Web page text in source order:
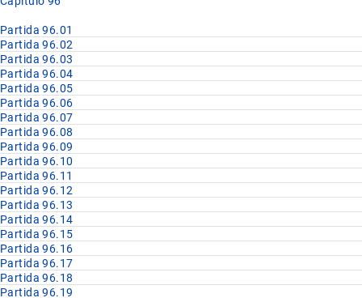
Partida 96.01
Partida 96.02
Partida 96.03
Partida 96.04
Partida 96.05
Partida 96.06
Partida 96.07
Partida 96.08
Partida 96.09
Partida 96.10
Partida 96.11
Partida 96.12
Partida 96.13
Partida 96.14
Partida 96.15
Partida 96.16
Partida 96.17
Partida 96.18
Partida 96.19